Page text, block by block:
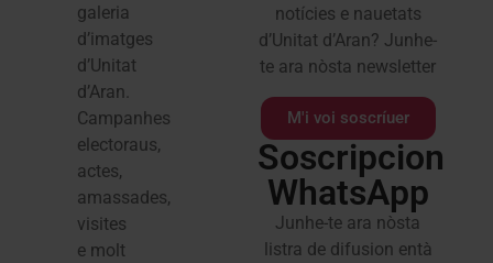
galeria
d’imatges
d’Unitat
d’Aran.
Campanhes
electoraus,
actes,
amassades,
visites
e molt
notícies e nauetats
d’Unitat d’Aran? Junhe-
te ara nòsta newsletter
M'i voi soscríuer
Soscripcion
WhatsApp
Junhe-te ara nòsta
listra de difusion entà